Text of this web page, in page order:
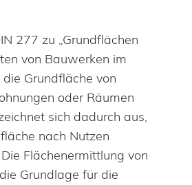
277 zu „Grundflächen
von Bauwerken im
Grundfläche von
oder Räumen
sich dadurch aus,
nach Nutzen
Flächenermittlung von
Grundlage für die